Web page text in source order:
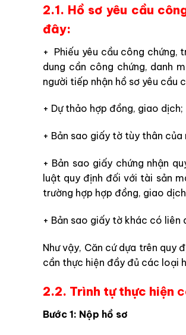
2.1. Hồ sơ yêu cầu
đây:
+ Phiếu yêu cầu công chứng,
dung cần công chứng, danh
người tiếp nhận hồ sơ yêu cầu
+ Dự thảo hợp đồng, giao dịch;
+ Bản sao giấy tờ tùy thân
+ Bản sao giấy chứng nhận
luật quy định đối với tài sản
trường hợp hợp đồng, giao
+ Bản sao giấy tờ khác có liên
Như vậy, Căn cứ dựa trên quy
cần thực hiện đầy đủ các loại
2.2. Trình tự thực hiện
Bước 1: Nộp hồ sơ